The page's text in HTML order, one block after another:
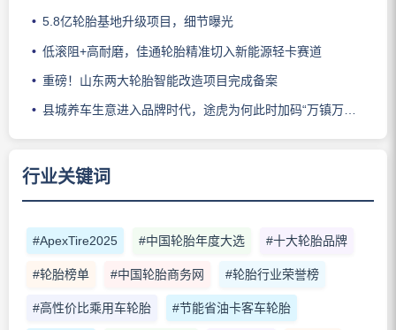
5.8亿轮胎基地升级项目，细节曝光
低滚阻+高耐磨，佳通轮胎精准切入新能源轻卡赛道
重磅！山东两大轮胎智能改造项目完成备案
县城养车生意进入品牌时代，途虎为何此时加码“万镇万店”？
行业关键词
#ApexTire2025 #中国轮胎年度大选 #十大轮胎品牌
#轮胎榜单 #中国轮胎商务网 #轮胎行业荣誉榜
#高性价比乘用车轮胎 #节能省油卡客车轮胎